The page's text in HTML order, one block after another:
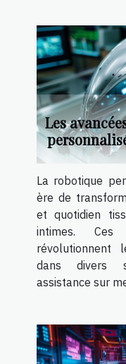
Les
La robotique
ère de
et quotidien
intimes. Ces
révolutionnent
dans divers
assistance sur